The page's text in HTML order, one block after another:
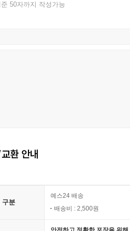
50자까지 작성가능
환 안내
구분
예스24 배송
배송비 : 2,500원